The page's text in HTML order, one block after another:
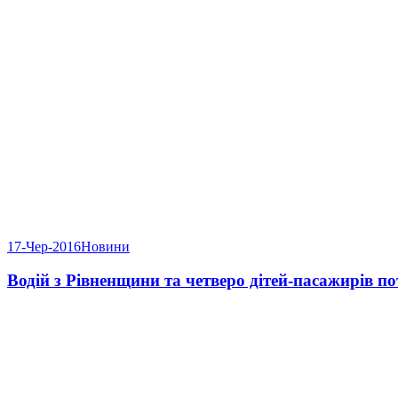
17-Чер-2016Новини
Водій з Рівненщини та четверо дітей-